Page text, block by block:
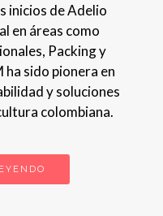
inicios de Adelio
en áreas como
Packing y
sido pionera en
y soluciones
colombiana.